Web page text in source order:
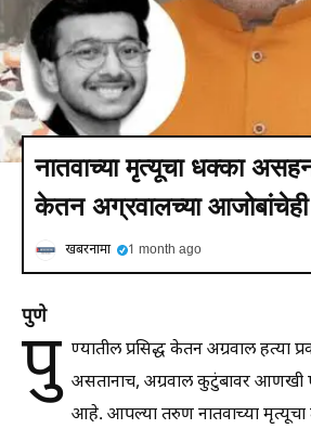
नातवाच्या मृत्यूचा धक्का
केतन अग्रवालच्या
खबरनामा 1 month ago
पुणे
पु ण्यातील प्रसिद्ध केतन अग्रवाल हत्या
असतानाच, अग्रवाल कुटुंबावर आणखी
आहे. आपल्या तरुण नातवाच्या मृत्यूचा